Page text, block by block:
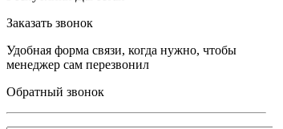
Заказать звонок
Удобная форма связи, когда нужно, чтобы
менеджер сам перезвонил
Обратный звонок